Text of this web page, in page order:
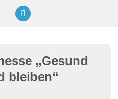
„Gesund
bleiben“